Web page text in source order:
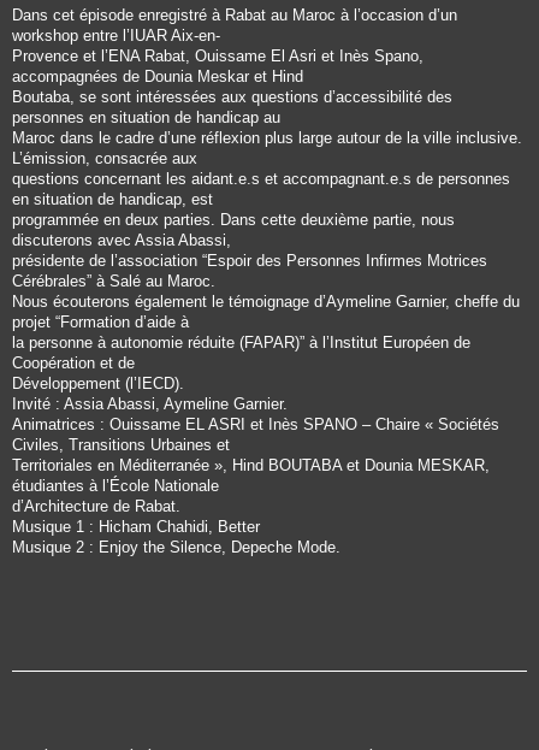
Dans cet épisode enregistré à Rabat au Maroc à l’occasion d’un
workshop entre l’IUAR Aix-en-
Provence et l’ENA Rabat, Ouissame El Asri et Inès Spano,
accompagnées de Dounia Meskar et Hind
Boutaba, se sont intéressées aux questions d’accessibilité des
personnes en situation de handicap au
Maroc dans le cadre d’une réflexion plus large autour de la ville inclusive.
L’émission, consacrée aux
questions concernant les aidant.e.s et accompagnant.e.s de personnes
en situation de handicap, est
programmée en deux parties. Dans cette deuxième partie, nous
discuterons avec Assia Abassi,
présidente de l’association “Espoir des Personnes Infirmes Motrices
Cérébrales” à Salé au Maroc.
Nous écouterons également le témoignage d’Aymeline Garnier, cheffe du
projet “Formation d’aide à
la personne à autonomie réduite (FAPAR)” à l’Institut Européen de
Coopération et de
Développement (l’IECD).
Invité : Assia Abassi, Aymeline Garnier.
Animatrices : Ouissame EL ASRI et Inès SPANO – Chaire « Sociétés
Civiles, Transitions Urbaines et
Territoriales en Méditerranée », Hind BOUTABA et Dounia MESKAR,
étudiantes à l’École Nationale
d’Architecture de Rabat.
Musique 1 : Hicham Chahidi, Better
Musique 2 : Enjoy the Silence, Depeche Mode.